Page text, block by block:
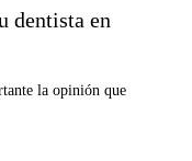
dentista en
la opinión que